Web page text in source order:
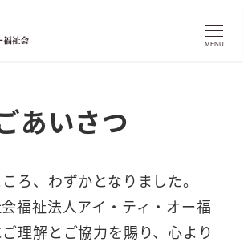
MENU
あいさつ
ろ、わずかとなりました。
福祉法人アイ・ティ・オー福
理解とご協力を賜り、心より